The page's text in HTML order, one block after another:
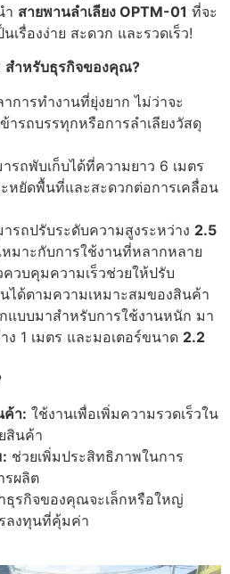
ำ สายพานลำเลียง OPTM-01 ที่จะ
เรื่องง่าย สะดวก และรวดเร็ว!
สำหรับธุรกิจของคุณ?
าการทำงานที่ยุ่งยาก ไม่ว่าจะ
ารถบรรทุกหรือการลำเลียงวัสดุ
รถพับเก็บได้ที่ความยาว 6 เมตร
หยัดพื้นที่และสะดวกต่อการเคลื่อน
ารถปรับระดับความสูงระหว่าง 2.5
หมาะกับการใช้งานที่หลากหลาย
ควบคุมความเร็วช่วยให้ปรับ
ได้ตามความเหมาะสมของสินค้า
แบบมาสำหรับการใช้งานหนัก มา
1 เมตร และมอเตอร์ขนาด 2.2
ค้า: ใช้งานเพื่อเพิ่มความรวดเร็วใน
สินค้า
ช่วยเพิ่มประสิทธิภาพในการ
รผลิต
ธุรกิจของคุณจะเล็กหรือใหญ่
ลงทุนที่คุ้มค่า